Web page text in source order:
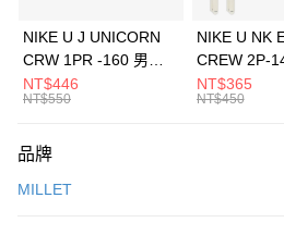
元大商業銀行
台灣樂天信用卡公司
全盈+PAY
AFTEE先享後付
【關於「AFTEE先享後付」】
便利好安心！
運送方式
NIKE U J UNICORN
CRW 1PR -160 男女
中統襪 FZ3393100
NT$446
NT$550
NIKE U NK
CREW 2P-
EMBRDY 男
FZ3073133
NT$365
NT$450
品牌
MILLET